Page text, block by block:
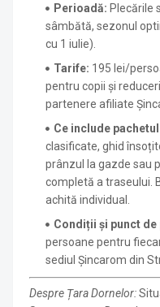
Perioadă: Plecările
sâmbătă, sezonul
cu 1 iulie)
Tarife: 195 lei/
pentru copii și
partenere afiliate
Ce include
clasificate, ghid
prânzul la gazde sau
completă a traseului
achită individual
Condiții și punct de
persoane pentru
sediul Șincarom din
Despre Țara Dornelor: